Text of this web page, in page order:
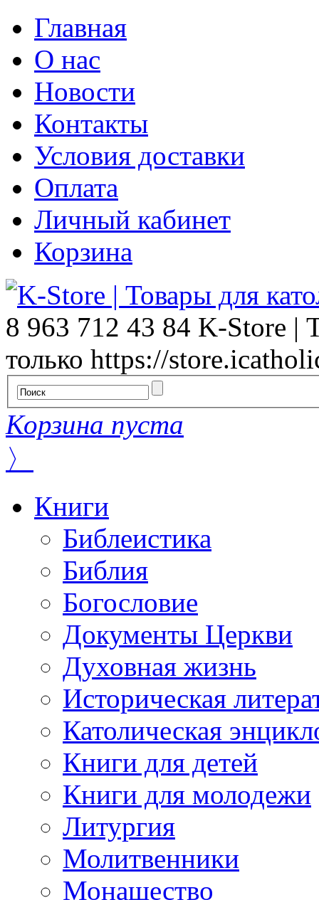
Главная
О нас
Новости
Контакты
Условия доставки
Оплата
Личный кабинет
Корзина
8 963 712 43 84 K-Store |
только https://
Корзина пуста
〉
Книги
Библеистика
Библия
Богословие
Документы Церкви
Духовная жизнь
Историческая
Католическая
Книги для детей
Книги для молодежи
Литургия
Молитвенники
Монашество